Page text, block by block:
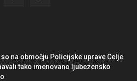
na območju Policijske uprave Celje
tako imenovano ljubezensko